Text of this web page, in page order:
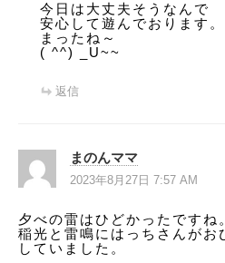
今日は大丈夫そうなんで
安心して遊んでおります。
まったね～
( ^^) _U~~
返信
まのんママ
2023年8月27日 7:57 AM
夕べの雷はひどかったですね
稲光と雷鳴にはっちさんがお
していました。